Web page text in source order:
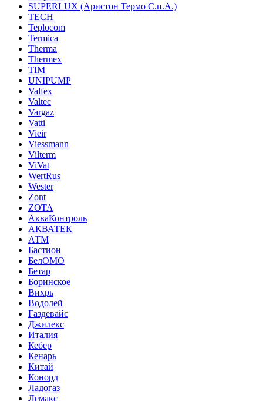
SUPERLUX (Аристон Термо С.п.А.)
TECH
Teplocom
Termica
Therma
Thermex
TIM
UNIPUMP
Valfex
Valtec
Vargaz
Vatti
Vieir
Viessmann
Vilterm
ViVat
WertRus
Wester
Zont
ZOTA
АкваКонтроль
АКВАТЕК
АТМ
Бастион
БелОМО
Бетар
Боринское
Вихрь
Водолей
Газдевайс
Джилекс
Италия
Кебер
Кенарь
Китай
Конорд
Ладогаз
Лемакс